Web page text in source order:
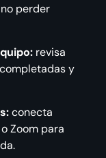
perder
revisa
y
conecta
Zoom para